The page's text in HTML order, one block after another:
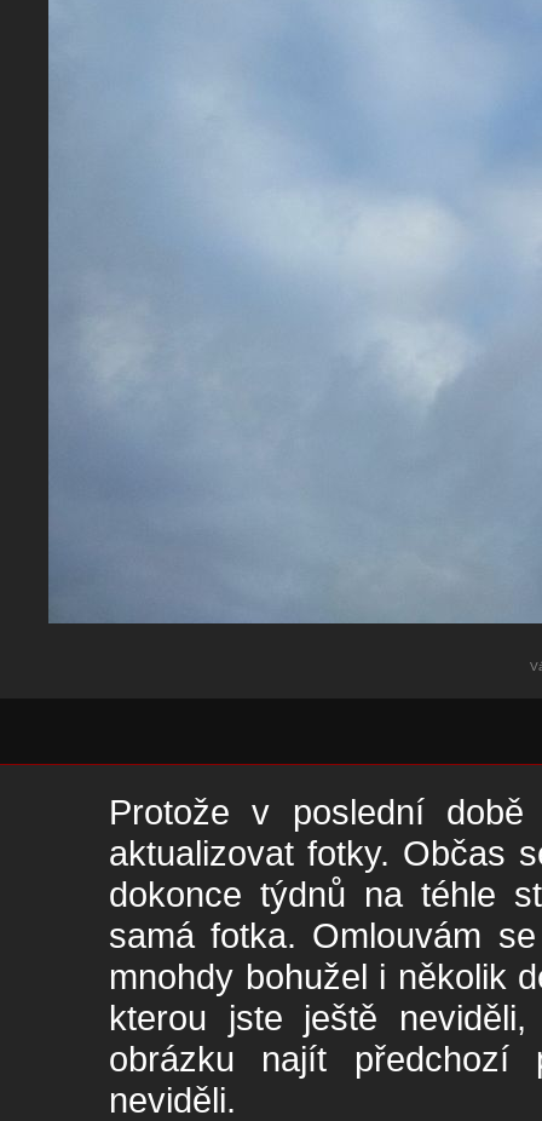
Protože v poslední
aktualizovat fotky. Občas
dokonce týdnů na téhle
samá fotka. Omlouvám
mnohdy bohužel i několik
kterou jste ještě
obrázku najít
neviděli.